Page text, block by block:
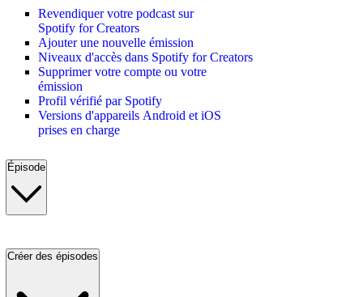
Revendiquer votre podcast sur
Spotify for Creators
Ajouter une nouvelle émission
Niveaux d'accès dans Spotify for Creators
Supprimer votre compte ou votre
émission
Profil vérifié par Spotify
Versions d'appareils Android et iOS
prises en charge
Épisode
Créer des épisodes